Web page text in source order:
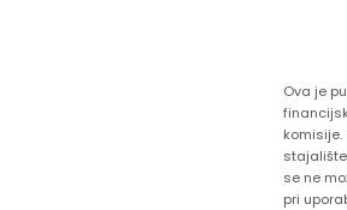
Ova je
se ne
pri